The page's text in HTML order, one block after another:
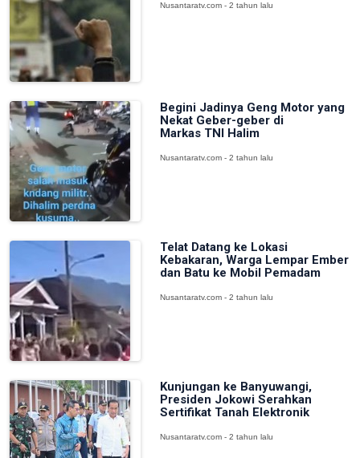
Nusantaratv.com - 2 tahun lalu
Begini Jadinya Geng Motor yang
Nekat Geber-geber di
Markas TNI Halim
Nusantaratv.com - 2 tahun lalu
Telat Datang ke Lokasi
Kebakaran, Warga Lempar Ember
dan Batu ke Mobil Pemadam
Nusantaratv.com - 2 tahun lalu
Kunjungan ke Banyuwangi,
Presiden Jokowi Serahkan
Sertifikat Tanah Elektronik
Nusantaratv.com - 2 tahun lalu